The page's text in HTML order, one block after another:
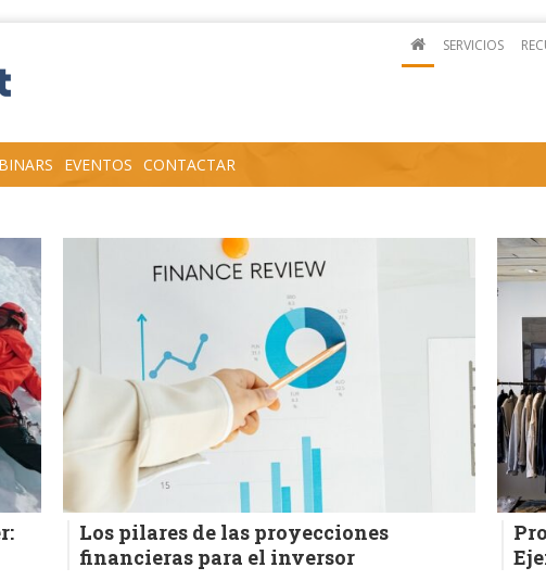
SERVICIOS
EVENTOS CONTACTAR
Los pilares de las proyecciones
financieras para el inversor